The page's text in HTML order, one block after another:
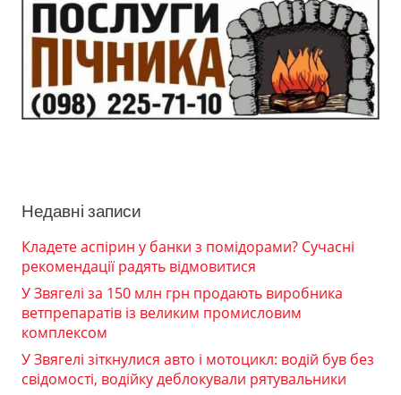
Недавні записи
Кладете аспірин у банки з помідорами? Сучасні
рекомендації радять відмовитися
У Звягелі за 150 млн грн продають виробника
ветпрепаратів із великим промисловим
комплексом
У Звягелі зіткнулися авто і мотоцикл: водій був без
свідомості, водійку деблокували рятувальники